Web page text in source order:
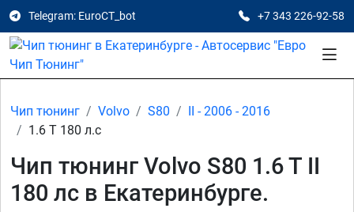
Telegram: EuroCT_bot +7 343 226-92-58
Чип тюнинг Volvo S80
II - 2006 - 2016
1.6 T 180 л.с
Чип тюнинг Volvo S80 1.6 T II
180 лс в Екатеринбурге.